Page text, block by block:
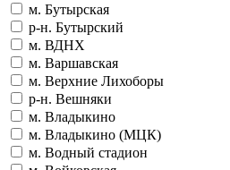
м. Бутырская
р-н. Бутырский
м. ВДНХ
м. Варшавская
м. Верхние Лихоборы
р-н. Вешняки
м. Владыкино
м. Владыкино (МЦК)
м. Водный стадион